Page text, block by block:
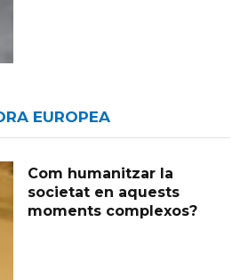
EUROPEA
Com humanitzar la
societat en aquests
moments complexos?